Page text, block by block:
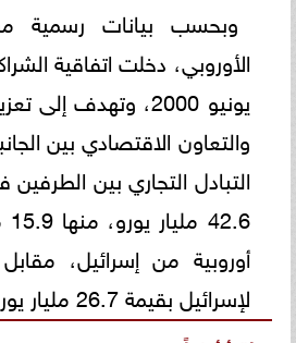
وبحسب بيانات رسمية
الأوروبي، دخلت اتفاقية
يونيو 2000، وتهدف
والتعاون الاقتصادي بين
أوروبية من إسرائيل،
لإسرائيل بقيمة 26.7 مليار يورو.